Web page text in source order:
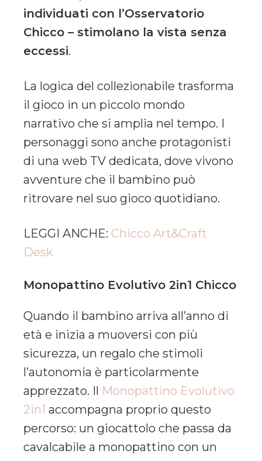
individuati con l’Osservatorio
Chicco – stimolano la vista senza
eccessi.
La logica del collezionabile trasforma
il gioco in un piccolo mondo
narrativo che si amplia nel tempo. I
personaggi sono anche protagonisti
di una web TV dedicata, dove vivono
avventure che il bambino può
ritrovare nel suo gioco quotidiano.
LEGGI ANCHE: Chicco Art&Craft
Desk
Monopattino Evolutivo 2in1 Chicco
Quando il bambino arriva all’anno di
età e inizia a muoversi con più
sicurezza, un regalo che stimoli
l’autonomia è particolarmente
apprezzato. Il Monopattino Evolutivo
2in1 accompagna proprio questo
percorso: un giocattolo che passa da
cavalcabile a monopattino con un